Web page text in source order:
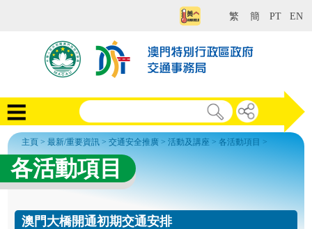
繁 簡 PT EN
主頁 >最新/重要資訊 >交通安全推廣 >活動及講座 >各活動項目 >
各活動項目
澳門大橋開通初期交通安排